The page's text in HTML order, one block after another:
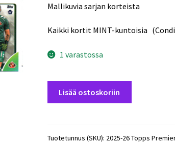
Mallikuvia sarjan korteista
Kaikki kortit MINT-kuntoisia
1 varastossa
League
Lisää ostoskoriin
Tuotetunnus (SKU): 2025-26 Topps